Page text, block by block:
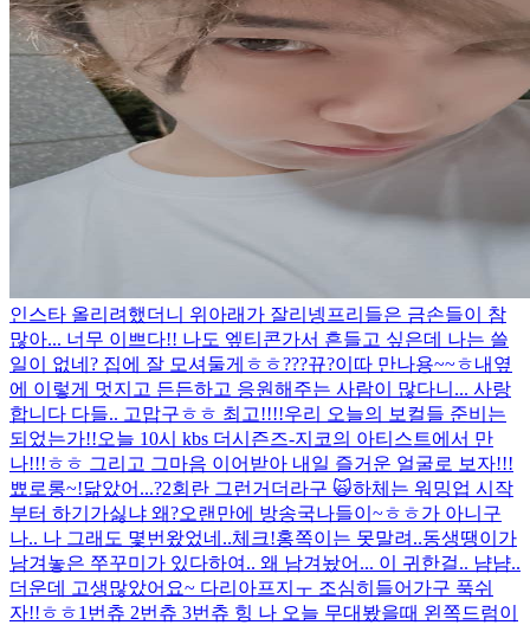
인스타 올리려했더니 위아래가 잘리넹 프리들은 금손들이 참
많아... 너무 이쁘다!! 나도 엪티콘가서 흔들고 싶은데 나는 쓸
일이 없네? 집에 잘 모셔둘게ㅎㅎ???뀨?이따 만나용~~ㅎ내옆
에 이렇게 멋지고 든든하고 응원해주는 사람이 많다니... 사랑
합니다 다들.. 고맙구ㅎㅎ 최고!!!!우리 오늘의 보컬들 준비는
되었는가!!오늘 10시 kbs 더시즌즈-지코의 아티스트에서 만
나!!!ㅎㅎ 그리고 그마음 이어받아 내일 즐거운 얼굴로 보자!!!
뾰로롱~!닮았어...?2회란 그런거더라구 🙀하체는 워밍업 시작
부터 하기가싫냐 왜?오랜만에 방송국나들이~ㅎㅎ가 아니구
나.. 나 그래도 몇번왔었네..체크!홍쪽이는 못말려..동생땡이가
남겨놓은 쭈꾸미가 있다하여.. 왜 남겨놨어... 이 귀한걸.. 냠냠..
더운데 고생많았어요~ 다리아프지ㅜ 조심히들어가구 푹쉬
자!!ㅎㅎ1번츄 2번츄 3번츄 힝 나 오늘 무대봤을때 왼쪽드럼이